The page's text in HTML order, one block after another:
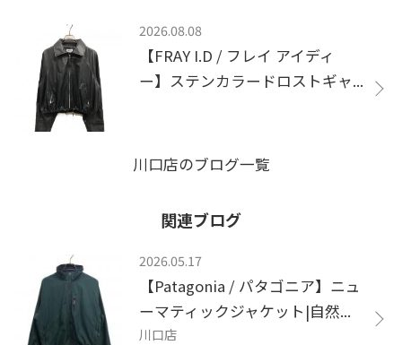
2026.08.08
【FRAY I.D / フレイ アイディ
ー】ステンカラードロストギャ...
川口店のブログ一覧
関連ブログ
2026.05.17
【Patagonia / パタゴニア】ニュ
ーマティックジャケット|自然...
川口店